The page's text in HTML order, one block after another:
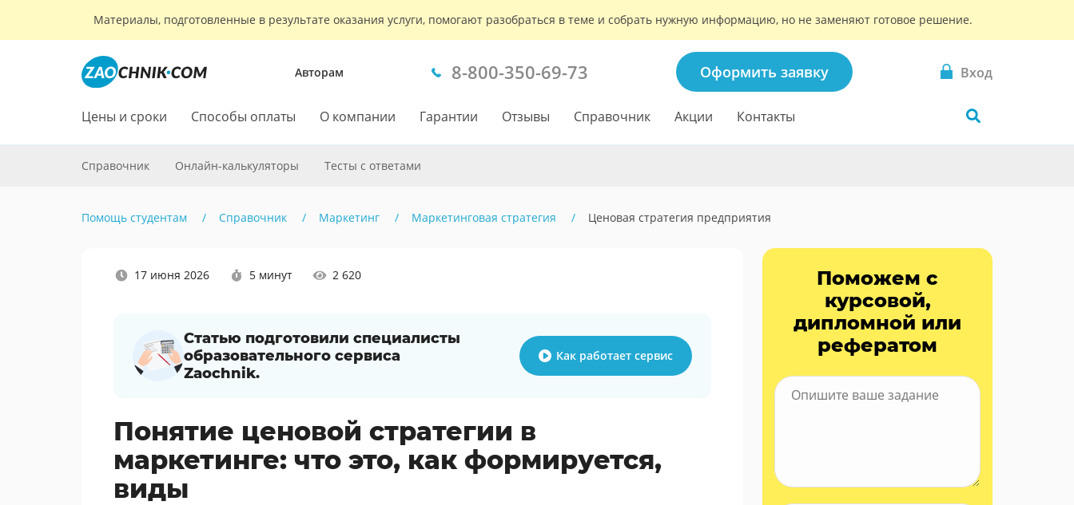
Материалы, подготовленные в результате оказания услуги, помогают разобраться в теме и собрать нужную информацию, но не заменяют готовое решение.
Авторам 8-800-350-69-73 Оформить заявку Вход
Цены и сроки Способы оплаты О компании Гарантии Отзывы Справочник Акции Контакты
Справочник Онлайн-калькуляторы Тесты с ответами
Помощь студентам Справочник Маркетинг Маркетинговая стратегия Ценовая стратегия предприятия
17 июня 2026 5 минут 2 620
Статью подготовили специалисты
образовательного сервиса
Zaochnik.
Как работает сервис
Понятие ценовой стратегии в
маркетинге: что это, как формируется,
виды
Поможем с
курсовой,
дипломной или
рефератом